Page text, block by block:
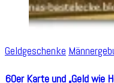
Geldgeschenke
60er Karte und „Geld wie